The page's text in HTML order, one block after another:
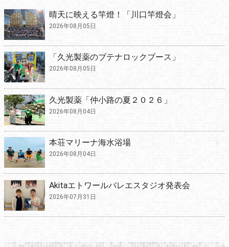
晴天に映える竿燈！「川口竿燈会」
2026年08月05日
「久光製薬のブテナロックブース」
2026年08月05日
久光製薬「仲小路の夏２０２６」
2026年08月04日
本荘マリーナ海水浴場
2026年08月04日
Akitaエトワールバレエスタジオ発表会
2026年07月31日